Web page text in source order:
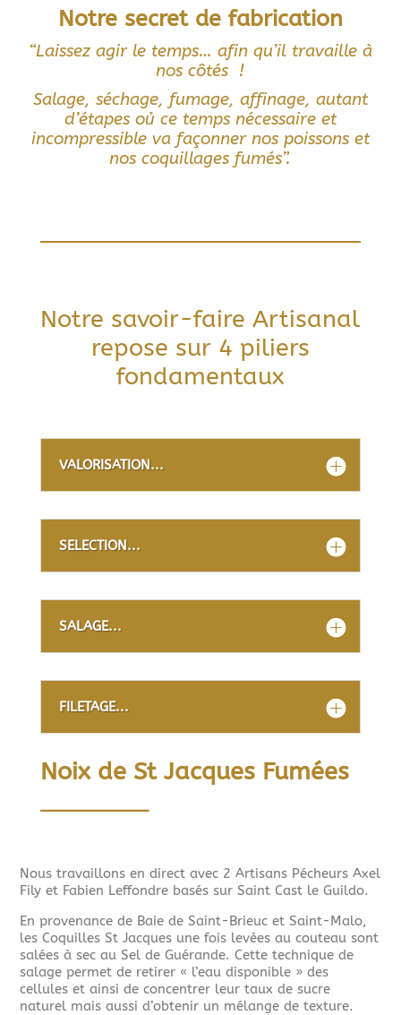
Notre secret de fabrication
“Laissez agir le temps… afin qu’il travaille à
nos côtés !
Salage, séchage, fumage, affinage, autant
d’étapes oủ ce temps nécessaire et
incompressible va façonner nos poissons et
nos coquillages fumés”.
Notre savoir-faire Artisanal
repose sur 4 piliers
fondamentaux
VALORISATION...
SELECTION...
SALAGE...
FILETAGE...
Noix de St Jacques Fumées
___________
Nous travaillons en direct avec 2 Artisans Pécheurs Axel
Fily et Fabien Leffondre basés sur Saint Cast le Guildo.
En provenance de Baie de Saint-Brieuc et Saint-Malo,
les Coquilles St Jacques une fois levées au couteau sont
salées à sec au Sel de Guérande. Cette technique de
salage permet de retirer « l’eau disponible » des
cellules et ainsi de concentrer leur taux de sucre
naturel mais aussi d’obtenir un mélange de texture.